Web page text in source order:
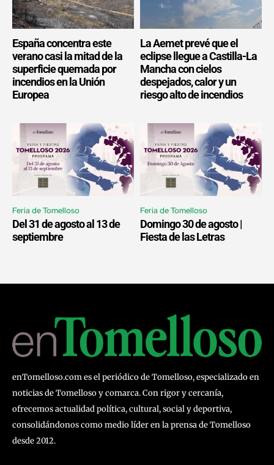
España concentra este
verano casi la mitad de la
superficie quemada por
incendios en la Unión
Europea
La Aemet prevé que el
eclipse llegue a Castilla-La
Mancha con cielos
despejados, calor y un
riesgo alto de incendios
Feria de Tomelloso
Del 31 de agosto al 13 de
septiembre
Feria de Tomelloso
Domingo 30 de agosto |
Fiesta de las Letras
enTomelloso.com es el periódico de Tomelloso, especializado en
noticias de Tomelloso y comarca. Con rigor y cercanía,
ofrecemos actualidad política, cultural, social y deportiva,
consolidándonos como medio líder en la prensa de Tomelloso
desde 2012.